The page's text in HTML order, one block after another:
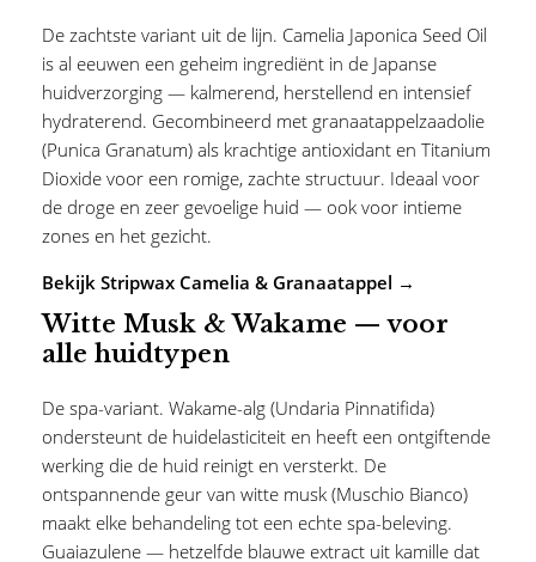
De zachtste variant uit de lijn. Camelia Japonica Seed Oil
is al eeuwen een geheim ingrediënt in de Japanse
huidverzorging — kalmerend, herstellend en intensief
hydraterend. Gecombineerd met granaatappelzaadolie
(Punica Granatum) als krachtige antioxidant en Titanium
Dioxide voor een romige, zachte structuur. Ideaal voor
de droge en zeer gevoelige huid — ook voor intieme
zones en het gezicht.
Bekijk Stripwax Camelia & Granaatappel →
Witte Musk & Wakame — voor
alle huidtypen
De spa-variant. Wakame-alg (Undaria Pinnatifida)
ondersteunt de huidelasticiteit en heeft een ontgiftende
werking die de huid reinigt en versterkt. De
ontspannende geur van witte musk (Muschio Bianco)
maakt elke behandeling tot een echte spa-beleving.
Guaiazulene — hetzelfde blauwe extract uit kamille dat